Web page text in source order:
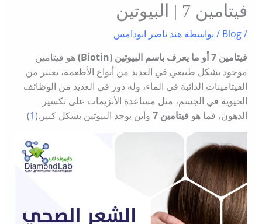
فيتامين 7 | البيوتين
/
Blog / بواسطة هند ناصر ابودامس
فيتامين 7 أو ما يعرف باسم البيوتين (Biotin)
هو فيتامين
موجود بشكل طبيعي في العديد من أنواع الأطعمة، يعتبر من
الفيتامينات الذائبة في الماء، وله دور في العديد من الوظائف
الحيوية في الجسم، مثل مساعدة الأنزيمات على تكسير
الدهون، فما هو فيتامين 7 وأين يوجد البيوتين بشكل كبير.(1
)